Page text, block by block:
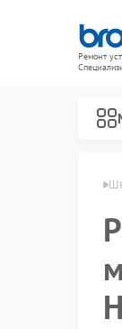
Ремонт
в Нижневартовске